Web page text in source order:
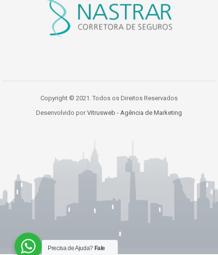
Copyright © 2021. Todos os Direitos Reservados
Desenvolvido por Vitrusweb - Agência de Marketing
Precisa de Ajuda? Fale